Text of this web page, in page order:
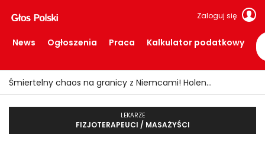
Zaloguj się
News Ogłoszenia Praca Kalkulator podatkowy
Śmiertelny chaos na granicy z Niemcami! Holendrzy żądają interwencji ministra
LEKARZE
FIZJOTERAPEUCI / MASAŻYŚCI